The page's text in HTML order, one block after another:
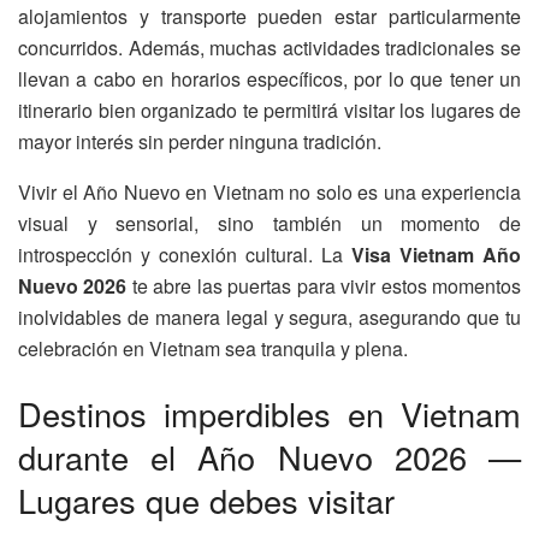
alojamientos y transporte pueden estar particularmente
concurridos. Además, muchas actividades tradicionales se
llevan a cabo en horarios específicos, por lo que tener un
itinerario bien organizado te permitirá visitar los lugares de
mayor interés sin perder ninguna tradición.
Vivir el Año Nuevo en Vietnam no solo es una experiencia
visual y sensorial, sino también un momento de
introspección y conexión cultural. La Visa Vietnam Año
Nuevo 2026 te abre las puertas para vivir estos momentos
inolvidables de manera legal y segura, asegurando que tu
celebración en Vietnam sea tranquila y plena.
Destinos imperdibles en Vietnam
durante el Año Nuevo 2026 —
Lugares que debes visitar